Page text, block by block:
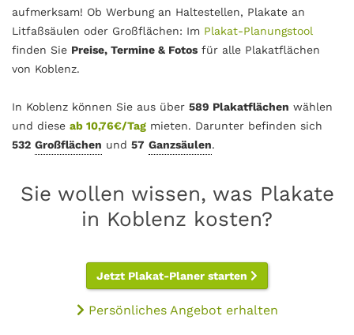
aufmerksam! Ob Werbung an Haltestellen, Plakate an
Litfaßsäulen oder Großflächen: Im Plakat-Planungstool
finden Sie Preise, Termine & Fotos für alle Plakatflächen
von Koblenz.
In Koblenz können Sie aus über 589 Plakatflächen wählen
und diese ab 10,76€/Tag mieten. Darunter befinden sich
532 Großflächen und 57 Ganzsäulen.
Sie wollen wissen, was Plakate
in Koblenz kosten?
Jetzt Plakat-Planer starten
Persönliches Angebot erhalten